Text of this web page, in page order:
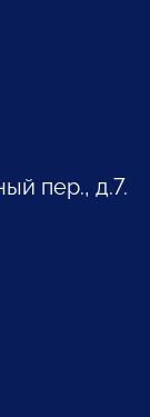
пер., д.7.